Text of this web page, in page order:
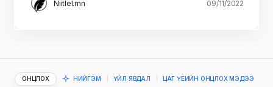
Niitlel.mn 09/11/2022
ОНЦЛОХ НИЙГЭМ ҮЙЛ ЯВДАЛ ЦАГ ҮЕИЙН ОНЦЛОХ МЭДЭЭ